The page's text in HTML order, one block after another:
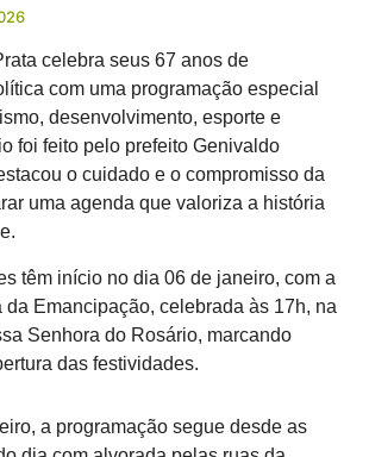
celebra seus 67 anos de
com uma programação especial
desenvolvimento, esporte e
foi feito pelo prefeito Genivaldo
o cuidado e o compromisso da
uma agenda que valoriza a história
têm início no dia 06 de janeiro, com a
Emancipação, celebrada às 17h, na
Senhora do Rosário, marcando
das festividades.
a programação segue desde as